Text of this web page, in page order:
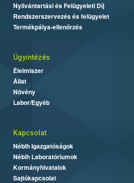
Nyilvántartási és Felügyeleti Díj
Rendszerszervezés és felügyelet
Termékpálya-ellenőrzés
Ügyintézés
Élelmiszer
Állat
Növény
Labor/Egyéb
Kapcsolat
Nébih Igazgatóságok
Nébih Laboratóriumok
Kormányhivatalok
Sajtókapcsolat